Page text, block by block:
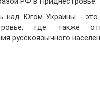
над Югом Украины -
где также
русскоязычного